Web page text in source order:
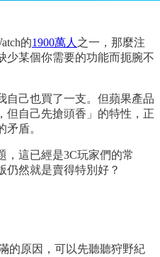
的1900萬人 之一，那麼注
少某個你需要的功能而扼腕不
自己也買了一支。但蘋果產品
但自己先搶頭香」的特性，正
盾。
，這已經是3C玩家們的常
仍然就是賣得特別好？
的原因，可以先聽聽狩野紀